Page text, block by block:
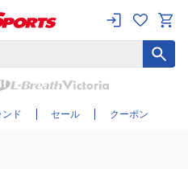
ンド セール クーポン
絞り込む